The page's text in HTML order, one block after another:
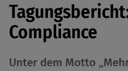
Compliance
Unter dem Motto